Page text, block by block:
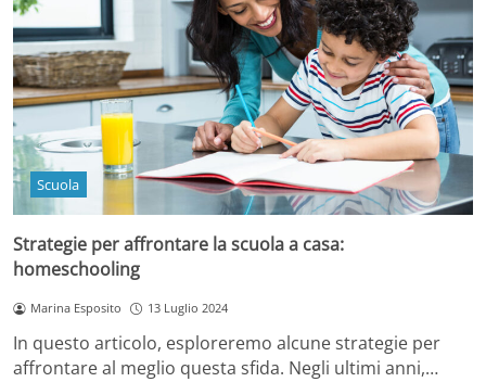
Scuola
Strategie per affrontare la scuola a casa:
homeschooling
Marina Esposito 13 Luglio 2024
In questo articolo, esploreremo alcune strategie per
affrontare al meglio questa sfida. Negli ultimi anni,…